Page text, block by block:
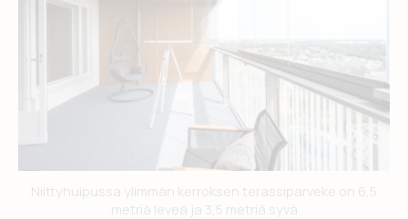
Niittyhuipussa ylimmän kerroksen terassiparveke on 6,5
metriä leveä ja 3,5 metriä syvä